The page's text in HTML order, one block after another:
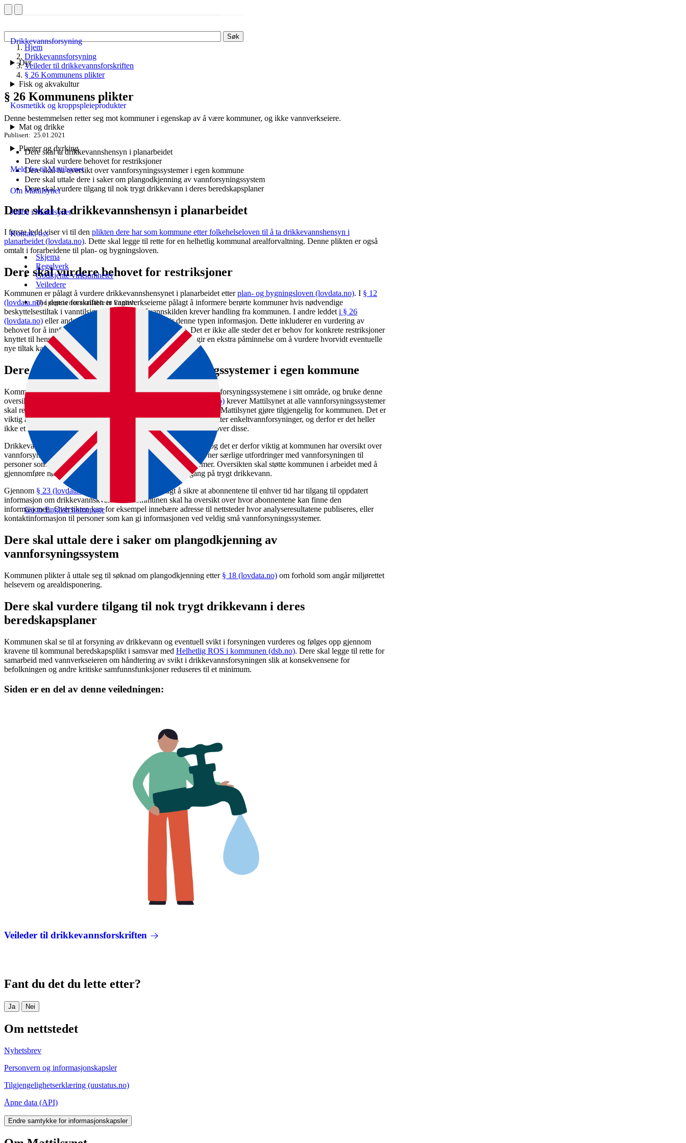
Søk
Drikkevannsforsyning
Dyr
Fisk og akvakultur
Kosmetikk og kroppspleieprodukter
Mat og drikke
Planter og dyrking
Meld fra til Mattilsynet
Om Mattilsynet
Jobbe i Mattilsynet
Kontakt oss
Skjema
Regelverk
Godkjente virksomheter
Veiledere
The page is not available in English.
Go to English homepage
Hjem
Drikkevannsforsyning
Veileder til drikkevannsforskriften
§ 26 Kommunens plikter
§ 26 Kommunens plikter
Denne bestemmelsen retter seg mot kommuner i egenskap av å være kommuner, og ikke vannverkseiere.
Publisert 25.01.2021
Dere skal ta drikkevannshensyn i planarbeidet
Dere skal vurdere behovet for restriksjoner
Dere skal ha oversikt over vannforsyningssystemer i egen kommune
Dere skal uttale dere i saker om plangodkjenning av vannforsyningssystem
Dere skal vurdere tilgang til nok trygt drikkevann i deres beredskapsplaner
Dere skal ta drikkevannshensyn i planarbeidet
I første ledd viser vi til den plikten dere har som kommune etter folkehelseloven til å ta drikkevannshensyn i
planarbeidet (lovdata.no). Dette skal legge til rette for en helhetlig kommunal arealforvaltning. Denne plikten er også
omtalt i forarbeidene til plan- og bygningsloven.
Dere skal vurdere behovet for restriksjoner
Kommunen er pålagt å vurdere drikkevannshensynet i planarbeidet etterplan- og bygningsloven (lovdata.no). I § 12
(lovdata.no)i denne forskriften er vannverkseierne pålagt å informere berørte kommuner hvis nødvendige
beskyttelsestiltak i vanntilsigsområdet eller råvannskilden krever handling fra kommunen. I andre leddeti § 26
(lovdata.no) eller andre tiltak når vannverkseieren gir denne typen informasjon. Dette inkluderer en vurdering av
behovet for å innføre hensynssoner rundt råvannskildene. Det er ikke alle steder det er behov for konkrete restriksjoner
knyttet til hensynssonene, men det at det er en hensynssone gir en ekstra påminnelse om å vurdere hvorvidt eventuelle
nye tiltak kan påvirke drikkevannet negativt.
Dere skal ha oversikt over vannforsyningssystemer i egen kommune
Kommunen skal ha oversikt over både private og kommunale vannforsyningssystemene i sitt område, og bruke denne
oversikten i relevant arbeid i kommunen. Gjennom
§ 17 (lovdata.no) krever Mattilsynet at alle vannforsyningssystemer
skal registrere seg i Mattilsynets systemerDisse registreringene skal Mattilsynet gjøre tilgjengelig for kommunen. Det er
viktig å merke seg at vannverkseiernes registreringsplikt ikke omfatter enkeltvannforsyninger, og derfor er det heller
ikke et krav i denne forskriften om at kommunen skal ha oversikt over disse.
Drikkevannsforsyningen er en viktig infrastruktur i kommunen, og det er derfor viktig at kommunen har oversikt over
vannforsyningssystemene. Forarbeidene til folkehelseloven nevner særlige utfordringer med vannforsyningen til
personer som ikke er tilknyttet offentlige vannforsyningssystemer. Oversikten skal støtte kommunen i arbeidet med å
gjennomføre nødvendige tiltak for å sikre befolkningen tilgang på trygt drikkevann.
Gjennom § 23 (lovdata.no)
er vannverkseierne pålagt å sikre at abonnentene til enhver tid har tilgang til oppdatert
informasjon om drikkevannskvaliteten.Kommunen skal ha oversikt over hvor abonnentene kan finne den
informasjonen. Oversikten kan for eksempel innebære adresse til nettsteder hvor analyseresultatene publiseres, eller
kontaktinformasjon til personer som kan gi informasjonen ved veldig små vannforsyningssystemer.
Dere skal uttale dere i saker om plangodkjenning av
vannforsyningssystem
Kommunen plikter å uttale seg til søknad om plangodkjenning etter § 18 (lovdata.no) om forhold som angår miljørettet
helsevern og arealdisponering.
Dere skal vurdere tilgang til nok trygt drikkevann i deres
beredskapsplaner
Kommunen skal se til at forsyning av drikkevann og eventuell svikt i forsyningen vurderes og følges opp gjennom
kravene til kommunal beredskapsplikt i samsvar med Helhetlig ROS i kommunen (dsb.no). Dere skal legge til rette for
samarbeid med vannverkseieren om håndtering av svikt i drikkevannsforsyningen slik at konsekvensene for
befolkningen og andre kritiske samfunnsfunksjoner reduseres til et minimum.
Siden er en del av denne veiledningen:
Veileder til drikkevannsforskriften
Fant du det du lette etter?
Ja Nei
Om nettstedet
Nyhetsbrev
Personvern og informasjonskapsler
Tilgjengelighetserklæring (uustatus.no)
Åpne data (API)
Endre samtykke for informasjonskapsler